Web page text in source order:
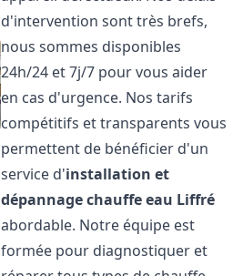
d'intervention sont très brefs,
nous sommes disponibles
24h/24 et 7j/7 pour vous aider
en cas d'urgence. Nos tarifs
compétitifs et transparents vous
permettent de bénéficier d'un
service d'installation et
dépannage chauffe eau Liffré
abordable. Notre équipe est
formée pour diagnostiquer et